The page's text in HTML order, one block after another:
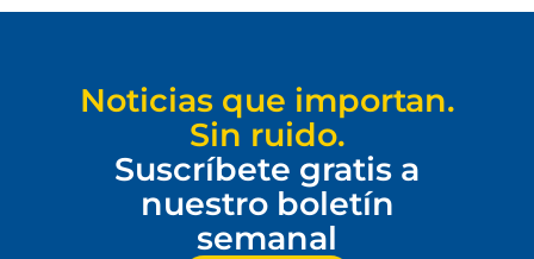
Noticias que importan.
Sin ruido.
Suscríbete gratis a
nuestro boletín
semanal